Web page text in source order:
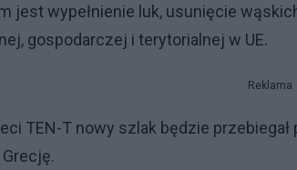
jest wypełnienie luk, usunięcie
gospodarczej i terytorialnej w UE.
Reklama
TEN-T nowy szlak będzie przebiegał
Grecję.